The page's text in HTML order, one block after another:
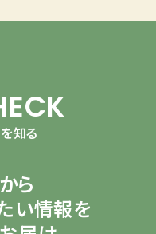
を知る
ら
い情報を